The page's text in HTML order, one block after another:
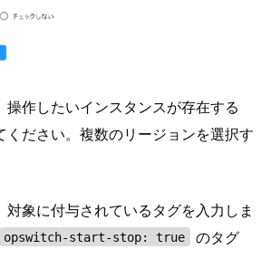
操作したいインスタンスが存在する
ください。複数のリージョンを選択す
対象に付与されているタグを入力しま
opswitch-start-stop: true
のタグ